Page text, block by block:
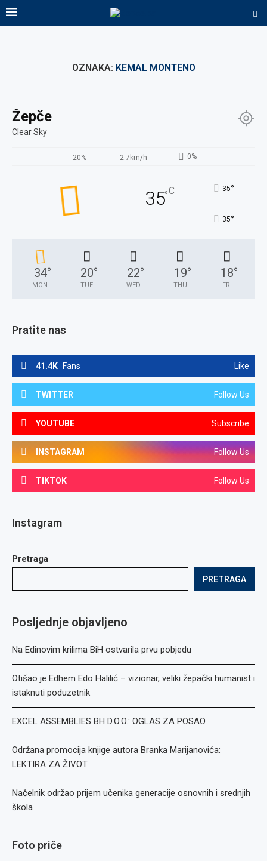
OZNAKA: KEMAL MONTENO
Žepče
Clear Sky
20% 2.7km/h 0%
35°C 35°
35°
34°
MON
20°
TUE
22°
WED
19°
THU
18°
FRI
Pratite nas
41.4K Fans Like
TWITTER Follow Us
YOUTUBE Subscribe
INSTAGRAM Follow Us
TIKTOK Follow Us
Instagram
Pretraga
PRETRAGA
Posljednje objavljeno
Na Edinovim krilima BiH ostvarila prvu pobjedu
Otišao je Edhem Edo Halilić – vizionar, veliki žepački humanist i
istaknuti poduzetnik
EXCEL ASSEMBLIES BH D.O.O.: OGLAS ZA POSAO
Održana promocija knjige autora Branka Marijanovića:
LEKTIRA ZA ŽIVOT
Načelnik održao prijem učenika generacije osnovnih i srednjih
škola
Foto priče